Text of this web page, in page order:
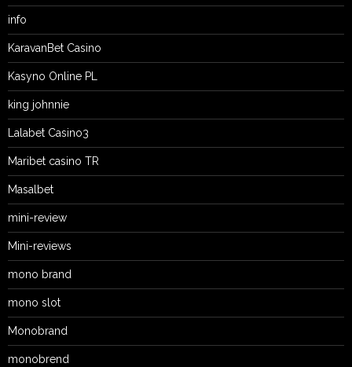
info
KaravanBet Casino
Kasyno Online PL
king johnnie
Lalabet Casino3
Maribet casino TR
Masalbet
mini-review
Mini-reviews
mono brand
mono slot
Monobrand
monobrend